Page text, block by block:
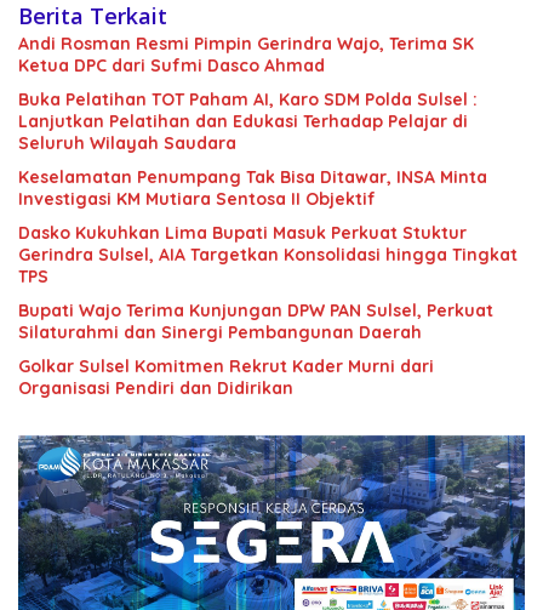
Berita Terkait
Andi Rosman Resmi Pimpin Gerindra Wajo, Terima SK
Ketua DPC dari Sufmi Dasco Ahmad
Buka Pelatihan TOT Paham AI, Karo SDM Polda Sulsel :
Lanjutkan Pelatihan dan Edukasi Terhadap Pelajar di
Seluruh Wilayah Saudara
Keselamatan Penumpang Tak Bisa Ditawar, INSA Minta
Investigasi KM Mutiara Sentosa II Objektif
Dasko Kukuhkan Lima Bupati Masuk Perkuat Stuktur
Gerindra Sulsel, AIA Targetkan Konsolidasi hingga Tingkat
TPS
Bupati Wajo Terima Kunjungan DPW PAN Sulsel, Perkuat
Silaturahmi dan Sinergi Pembangunan Daerah
Golkar Sulsel Komitmen Rekrut Kader Murni dari
Organisasi Pendiri dan Didirikan